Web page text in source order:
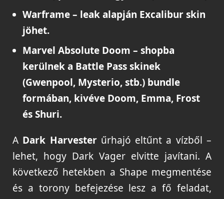
Warframe– leak alapján Excalibur skin
jöhet.
Marvel Absolute Doom – shopba
kerülnek a Battle Pass skinek
(Gwenpool, Mysterio, stb.) bundle
formában, kivéve Doom, Emma, Frost
és Shuri.
A Dark Harvesterűrhajó eltűnt a vízből –
lehet, hogy Dark Vager elvitte javítani. A
következő hetekben a Shape megmentése
és a torony befejezése lesz a fő feladat,